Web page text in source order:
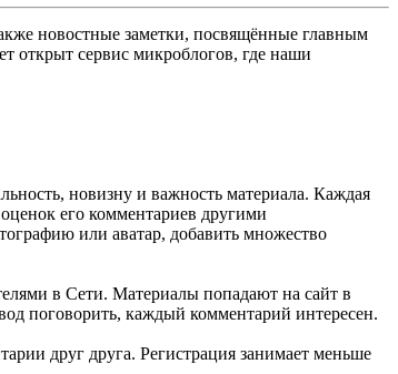
новостные заметки, посвящённые главным
открыт сервис микроблогов, где наши
новизну и важность материала. Каждая
его комментариев другими
или аватар, добавить множество
в Сети. Материалы попадают на сайт в
поговорить, каждый комментарий интересен.
друг друга. Регистрация занимает меньше